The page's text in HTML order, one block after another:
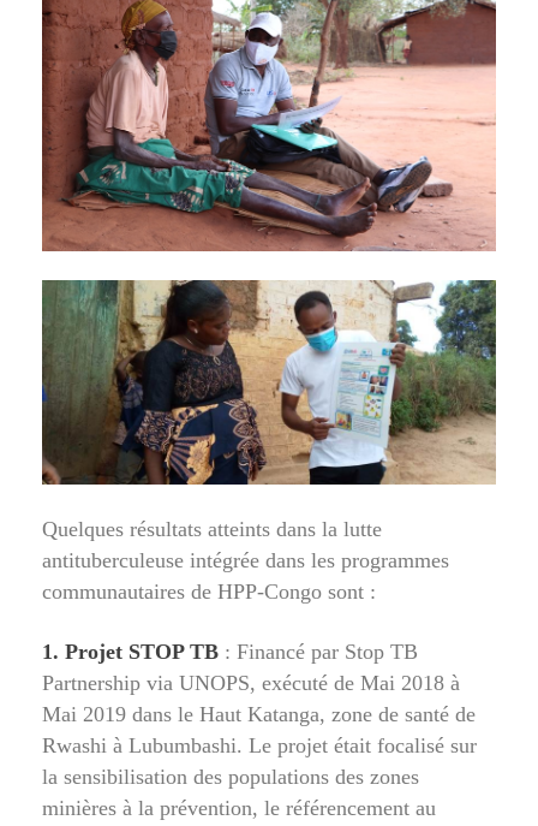
Quelques résultats atteints dans la lutte
antituberculeuse intégrée dans les programmes
communautaires de HPP-Congo sont :
1. Projet STOP TB : Financé par Stop TB
Partnership via UNOPS, exécuté de Mai 2018 à
Mai 2019 dans le Haut Katanga, zone de santé de
Rwashi à Lubumbashi. Le projet était focalisé sur
la sensibilisation des populations des zones
minières à la prévention, le référencement au